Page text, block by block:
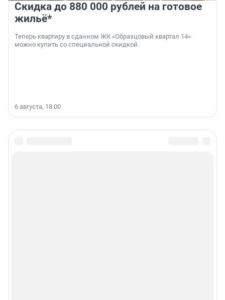
Скидка до 880 000 рублей на готовое
жильё*
Теперь квартиру в сданном ЖК «Образцовый квартал 14»
можно купить со специальной скидкой.
6 августа, 18:00